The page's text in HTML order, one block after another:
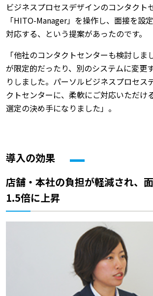
ビジネスプロセスデザインのコンタクト
「HITO-Manager」を操作し、面接を設
対応する、という提案があったのです。
「他社のコンタクトセンターも検討しま
が限定的だったり、別のシステムに変更
りしました。パーソルビジネスプロセス
クトセンターに、柔軟にご対応いただけ
選定の決め手になりました」。
導入の効果
店舗・本社の負担が軽減され、
1.5倍に上昇